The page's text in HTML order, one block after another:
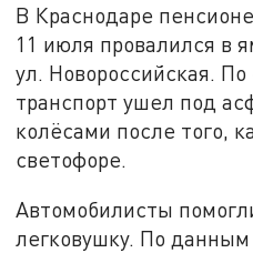
В Краснодаре
11 июля провалился в
ул. Новороссийская.
транспорт ушел под
колёсами после того,
светофоре.
Автомобилисты
легковушку. По